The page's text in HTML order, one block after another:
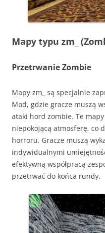
Mapy typu zm_
Przetrwanie Zombie
Mapy zm_ są specjalnie
Mod, gdzie gracze muszą
ataki hord zombie. Te
niepokojącą atmosferę, co
horroru. Gracze muszą
indywidualnymi
efektywną współpracą
przetrwać do końca rundy.